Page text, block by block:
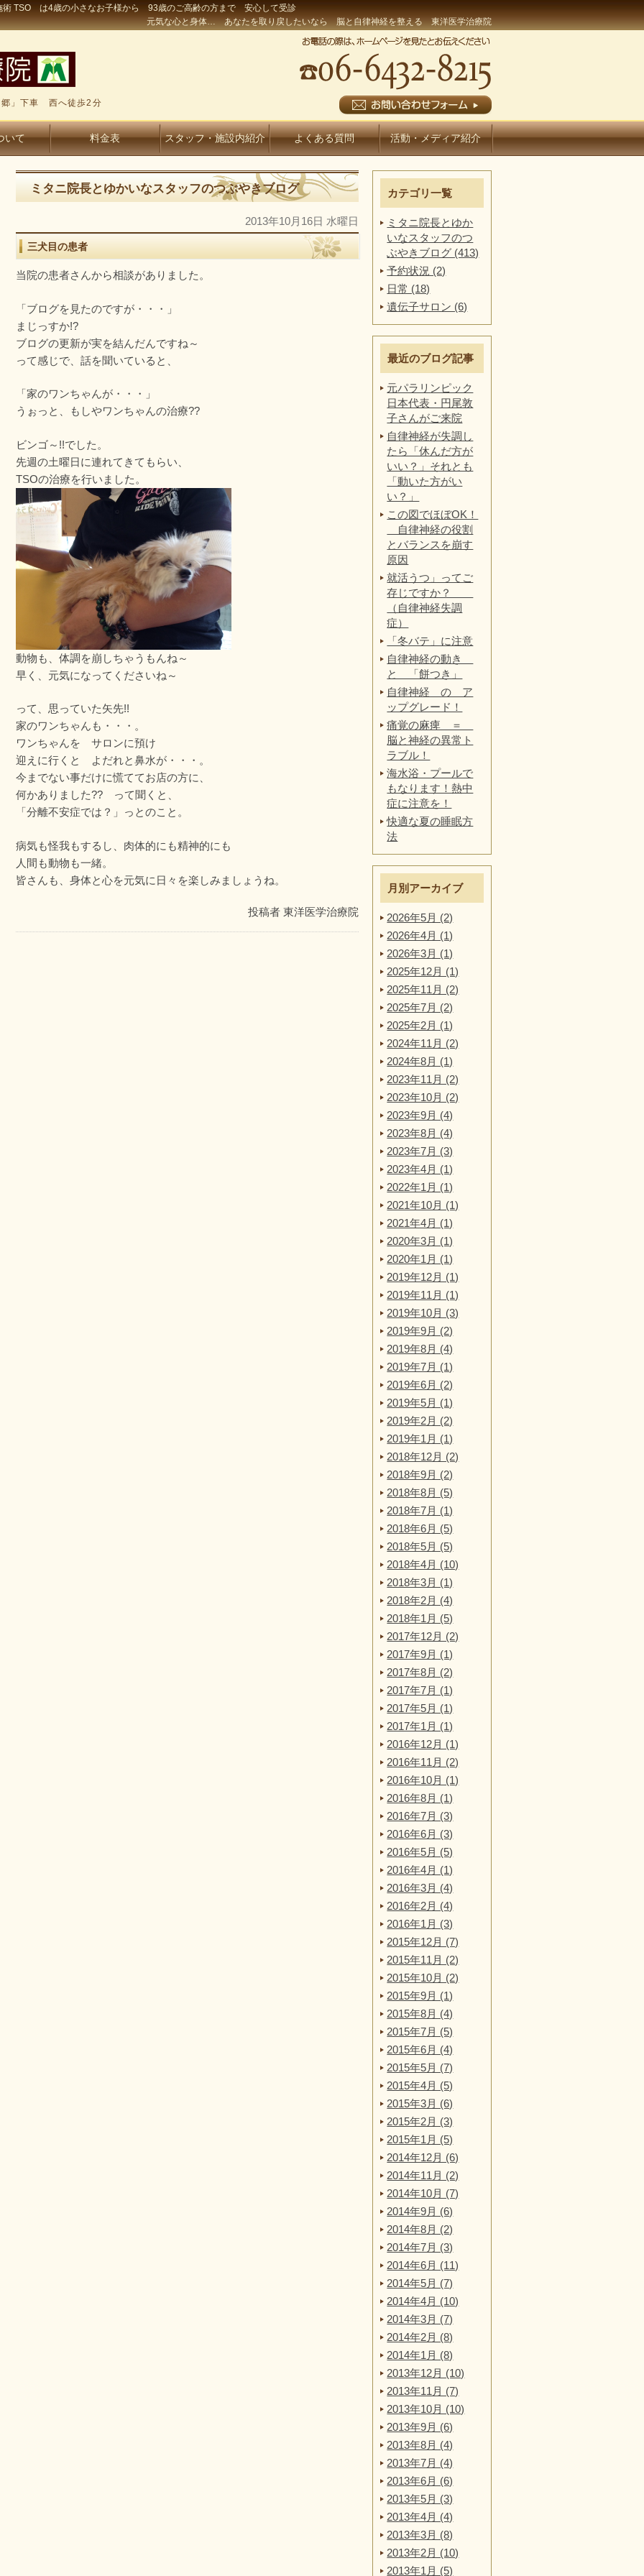
術 TSO は4歳の小さなお子様から 93歳のご高齢の方まで 安心して受診
元気な心と身体… あなたを取り戻したいなら 脳と自律神経を整える 東洋医学治療院
」下車 西へ徒歩2分
いて 料金表 スタッフ・施設内紹介 よくある質問 活動・メディア紹介
ミタニ院長とゆかいなスタッフのつぶやきブログ
2013年10月16日 水曜日
三犬目の患者
当院の患者さんから相談がありました。
「ブログを見たのですが・・・」
まじっすか!?
ブログの更新が実を結んだんですね～
って感じで、話を聞いていると、
「家のワンちゃんが・・・」
うぉっと、もしやワンちゃんの治療??
ビンゴ～!!でした。
先週の土曜日に連れてきてもらい、
TSOの治療を行いました。
動物も、体調を崩しちゃうもんね～
早く、元気になってくださいね～
って、思っていた矢先!!
家のワンちゃんも・・・。
ワンちゃんを サロンに預け
迎えに行くと よだれと鼻水が・・・。
今までない事だけに慌ててお店の方に、
何かありました?? って聞くと、
「分離不安症では？」っとのこと。
病気も怪我もするし、肉体的にも精神的にも
人間も動物も一緒。
皆さんも、身体と心を元気に日々を楽しみましょうね。
投稿者東洋医学治療院
カテゴリ一覧
ミタニ院長とゆか
いなスタッフのつ
ぶやきブログ (413)
予約状況 (2)
日常 (18)
遺伝子サロン (6)
最近のブログ記事
元パラリンピック
日本代表・円尾敦
子さんがご来院
自律神経が失調し
たら「休んだ方が
いい？」それとも
「動いた方がい
い？」
この図でほぼOK！
自律神経の役割
とバランスを崩す
原因
就活うつ」ってご
存じですか？
（自律神経失調
症）
「冬バテ」に注意
自律神経の動き
と 「餅つき」
自律神経 の ア
ップグレード！
痛覚の麻痺 ＝
脳と神経の異常ト
ラブル！
海水浴・プールで
もなります！熱中
症に注意を！
快適な夏の睡眠方
法
月別アーカイブ
2026年5月 (2)
2026年4月 (1)
2026年3月 (1)
2025年12月 (1)
2025年11月 (2)
2025年7月 (2)
2025年2月 (1)
2024年11月 (2)
2024年8月 (1)
2023年11月 (2)
2023年10月 (2)
2023年9月 (4)
2023年8月 (4)
2023年7月 (3)
2023年4月 (1)
2022年1月 (1)
2021年10月 (1)
2021年4月 (1)
2020年3月 (1)
2020年1月 (1)
2019年12月 (1)
2019年11月 (1)
2019年10月 (3)
2019年9月 (2)
2019年8月 (4)
2019年7月 (1)
2019年6月 (2)
2019年5月 (1)
2019年2月 (2)
2019年1月 (1)
2018年12月 (2)
2018年9月 (2)
2018年8月 (5)
2018年7月 (1)
2018年6月 (5)
2018年5月 (5)
2018年4月 (10)
2018年3月 (1)
2018年2月 (4)
2018年1月 (5)
2017年12月 (2)
2017年9月 (1)
2017年8月 (2)
2017年7月 (1)
2017年5月 (1)
2017年1月 (1)
2016年12月 (1)
2016年11月 (2)
2016年10月 (1)
2016年8月 (1)
2016年7月 (3)
2016年6月 (3)
2016年5月 (5)
2016年4月 (1)
2016年3月 (4)
2016年2月 (4)
2016年1月 (3)
2015年12月 (7)
2015年11月 (2)
2015年10月 (2)
2015年9月 (1)
2015年8月 (4)
2015年7月 (5)
2015年6月 (4)
2015年5月 (7)
2015年4月 (5)
2015年3月 (6)
2015年2月 (3)
2015年1月 (5)
2014年12月 (6)
2014年11月 (2)
2014年10月 (7)
2014年9月 (6)
2014年8月 (2)
2014年7月 (3)
2014年6月 (11)
2014年5月 (7)
2014年4月 (10)
2014年3月 (7)
2014年2月 (8)
2014年1月 (8)
2013年12月 (10)
2013年11月 (7)
2013年10月 (10)
2013年9月 (6)
2013年8月 (4)
2013年7月 (4)
2013年6月 (6)
2013年5月 (3)
2013年4月 (4)
2013年3月 (8)
2013年2月 (10)
2013年1月 (5)